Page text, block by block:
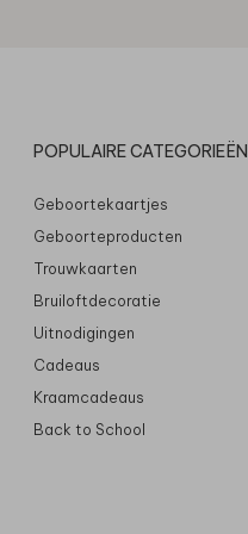
POPULAIRE CATEGORIEËN
Geboortekaartjes
Geboorteproducten
Trouwkaarten
Bruiloftdecoratie
Uitnodigingen
Cadeaus
Kraamcadeaus
Back to School